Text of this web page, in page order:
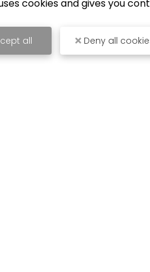
cookies and gives you
all Deny all